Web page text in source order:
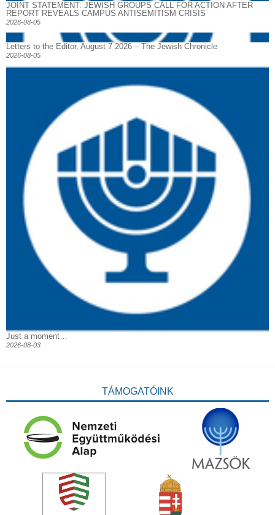
JOINT STATEMENT: JEWISH GROUPS CALL FOR ACTION AFTER
REPORT REVEALS CAMPUS ANTISEMITISM CRISIS
2026-08-05
Letters to the Editor, August 7 2026 – The Jewish Chronicle
2026-08-05
Just a moment…
2026-08-03
TÁMOGATÓINK